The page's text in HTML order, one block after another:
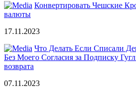
Конвертировать Чешские
валюты
17.11.2023
Что Делать Если Списали
Без Моего Согласия за Подписку
возврата
07.11.2023